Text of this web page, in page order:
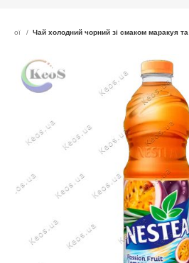
напої Чай холодний чорний зі смаком маракуя